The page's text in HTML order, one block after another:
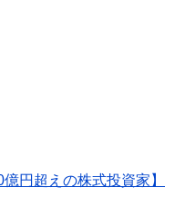
円超えの株式投資家】